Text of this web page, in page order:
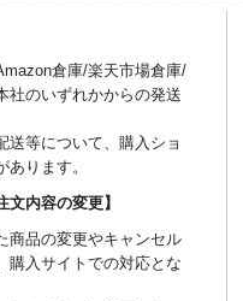
倉庫/楽天市場倉庫/
社のいずれかからの発送
送等について、購入ショ
あります。
文内容の変更】
商品の変更やキャンセル
購入サイトでの対応とな